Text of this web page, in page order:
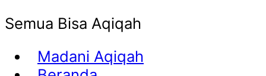
Semua Bisa Aqiqah
Madani Aqiqah